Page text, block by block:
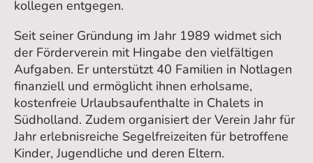
kollegen entgegen.
Seit seiner Gründung im Jahr 1989 widmet sich
der Förderverein mit Hingabe den vielfältigen
Aufgaben. Er unterstützt 40 Familien in Notlagen
finanziell und ermöglicht ihnen erholsame,
kostenfreie Urlaubsaufenthalte in Chalets in
Südholland. Zudem organisiert der Verein Jahr für
Jahr erlebnisreiche Segelfreizeiten für betroffene
Kinder, Jugendliche und deren Eltern.